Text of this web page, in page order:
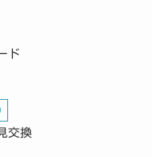
ド
交換